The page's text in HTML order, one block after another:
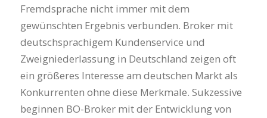
Fremdsprache nicht immer mit dem
gewünschten Ergebnis verbunden. Broker mit
deutschsprachigem Kundenservice und
Zweigniederlassung in Deutschland zeigen oft
ein größeres Interesse am deutschen Markt als
Konkurrenten ohne diese Merkmale. Sukzessive
beginnen BO-Broker mit der Entwicklung von